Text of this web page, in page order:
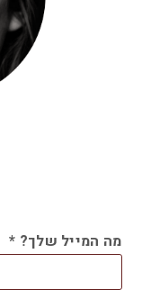
מה המייל שלך? *